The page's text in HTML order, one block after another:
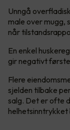
Unngå
male over mugg,
når
En enkel
gir negativt
Flere
sjelden tilbake
salg. Det er ofte
helhetsinntrykket